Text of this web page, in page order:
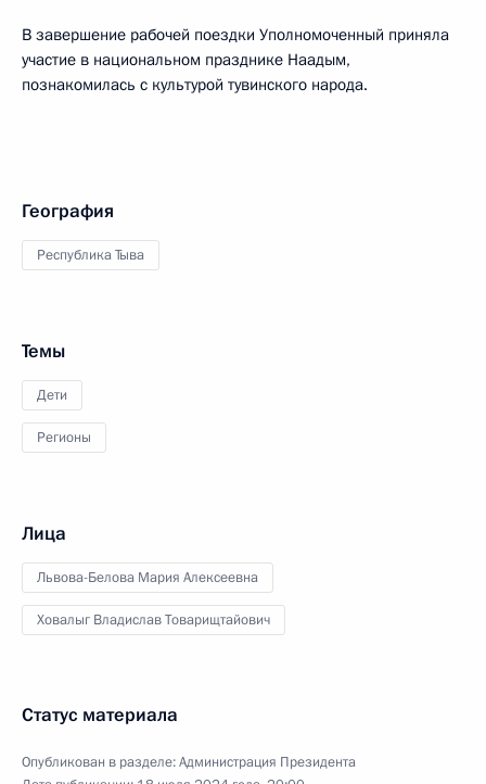
В завершение рабочей поездки Уполномоченный приняла
участие в национальном празднике Наадым,
познакомилась с культурой тувинского народа.
География
Республика Тыва
Темы
Дети
Регионы
Лица
Львова-Белова Мария Алексеевна
Ховалыг Владислав Товарищтайович
Статус материала
Опубликован в разделе:Администрация Президента